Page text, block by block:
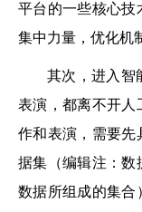
平台的一些核心技
集中力量，优化机
其次，进入智
表演，都离不开人
作和表演，需要先
据集（编辑注：数
数据所组成的集合